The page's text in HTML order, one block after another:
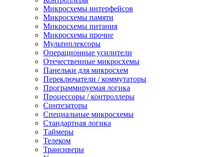
Микросхемы интерфейсов
Микросхемы памяти
Микросхемы питания
Микросхемы прочие
Мультиплексоры
Операционные усилители
Отечественные микросхемы
Панельки для микросхем
Переключатели / коммутаторы
Программируемая логика
Процессоры / контроллеры
Синтезаторы
Специальные микросхемы
Стандартная логика
Таймеры
Телеком
Трансиверы